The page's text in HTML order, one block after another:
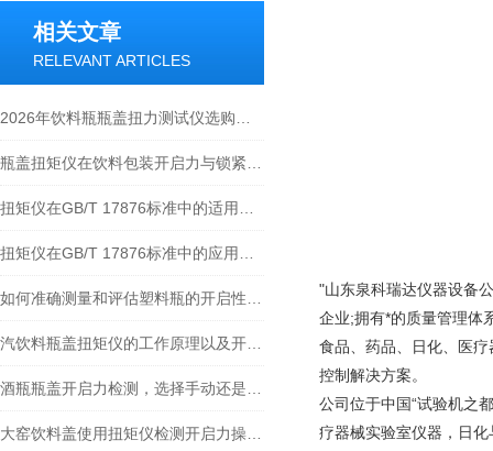
相关文章
RELEVANT ARTICLES
"山东泉科瑞达仪器设备
企业;拥有*的质量管理体
食品、药品、日化、医
控制解决方案。
公司位于中国“试验机之
疗器械实验室仪器，日